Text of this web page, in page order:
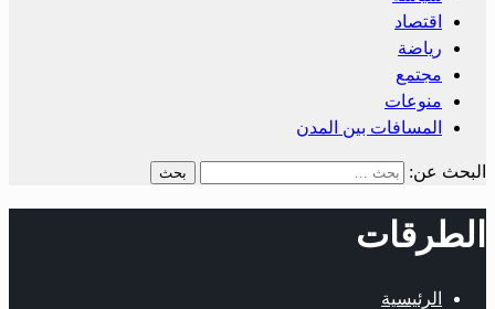
اقتصاد
رياضة
مجتمع
منوعات
المسافات بين المدن
البحث عن:
الطرقات
الرئيسية